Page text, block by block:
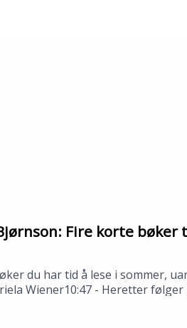
Fire korte bøker
du har tid å lese i sommer,
Wiener10:47 - Heretter
Bjørnson---Innspilt i
Tomas Gustafsson og Åsmund